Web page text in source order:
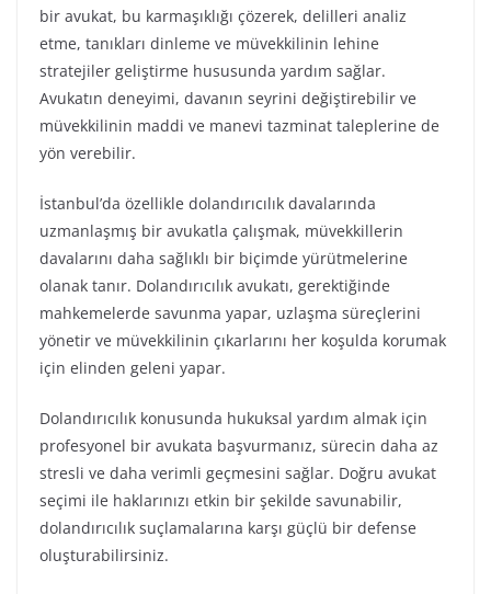
bir avukat, bu karmaşıklığı çözerek, delilleri analiz
etme, tanıkları dinleme ve müvekkilinin lehine
stratejiler geliştirme hususunda yardım sağlar.
Avukatın deneyimi, davanın seyrini değiştirebilir ve
müvekkilinin maddi ve manevi tazminat taleplerine de
yön verebilir.
İstanbul’da özellikle dolandırıcılık davalarında
uzmanlaşmış bir avukatla çalışmak, müvekkillerin
davalarını daha sağlıklı bir biçimde yürütmelerine
olanak tanır. Dolandırıcılık avukatı, gerektiğinde
mahkemelerde savunma yapar, uzlaşma süreçlerini
yönetir ve müvekkilinin çıkarlarını her koşulda korumak
için elinden geleni yapar.
Dolandırıcılık konusunda hukuksal yardım almak için
profesyonel bir avukata başvurmanız, sürecin daha az
stresli ve daha verimli geçmesini sağlar. Doğru avukat
seçimi ile haklarınızı etkin bir şekilde savunabilir,
dolandırıcılık suçlamalarına karşı güçlü bir defense
oluşturabilirsiniz.